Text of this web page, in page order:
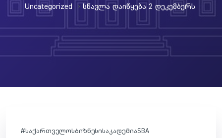
Uncategorized >Სწავლა Დაიწყება 2 Დეკემბერს
#საქართველოსბიზნესისაკადემიაSBA